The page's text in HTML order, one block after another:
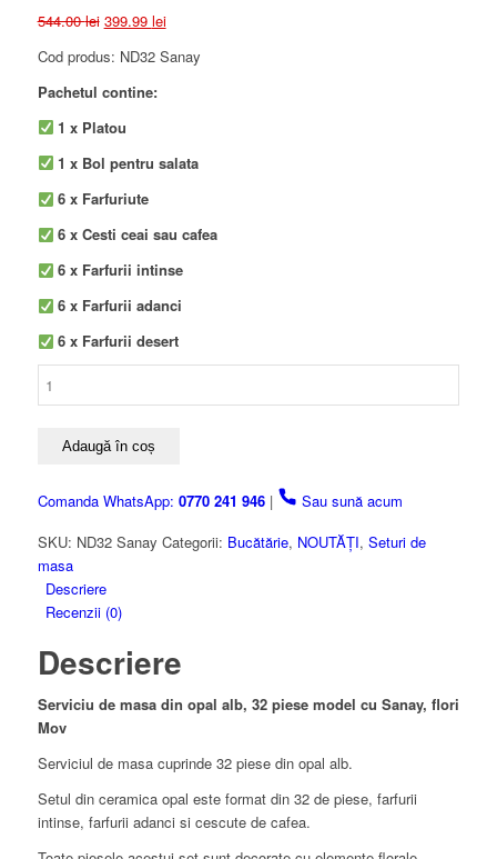
544.00lei Prețul
a
fost:
399.99 leiPrețul
este:
Cod produs: ND32 Sanay
Pachetul contine:
1 x Platou
1 x Bol pentru salata
6 x Farfuriute
6 x Cesti ceai sau cafea
6 x Farfurii intinse
6 x Farfurii adanci
6 x Farfurii desert
masa
opal
32
piese
model
cu
Mov
Adaugă în coș
Comanda WhatsApp: 0770 241 946 |
Sau sună acum
SKU: ND32 Sanay Categorii: Bucătărie, NOUTĂȚI, Seturi de
masa
Descriere
Recenzii (0)
Descriere
Serviciu de masa din opal alb, 32 piese model cu Sanay, flori
Mov
Serviciul de masa cuprinde 32 piese din opal alb.
Setul din ceramica opal este format din 32 de piese, farfurii
intinse, farfurii adanci si cescute de cafea.